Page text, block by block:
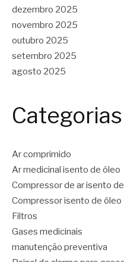
dezembro 2025
novembro 2025
outubro 2025
setembro 2025
agosto 2025
Categorias
Ar comprimido
Ar medicinal isento de óleo
Compressor de ar isento
Compressor isento de óleo
Filtros
Gases medicinais
manutenção preventiva